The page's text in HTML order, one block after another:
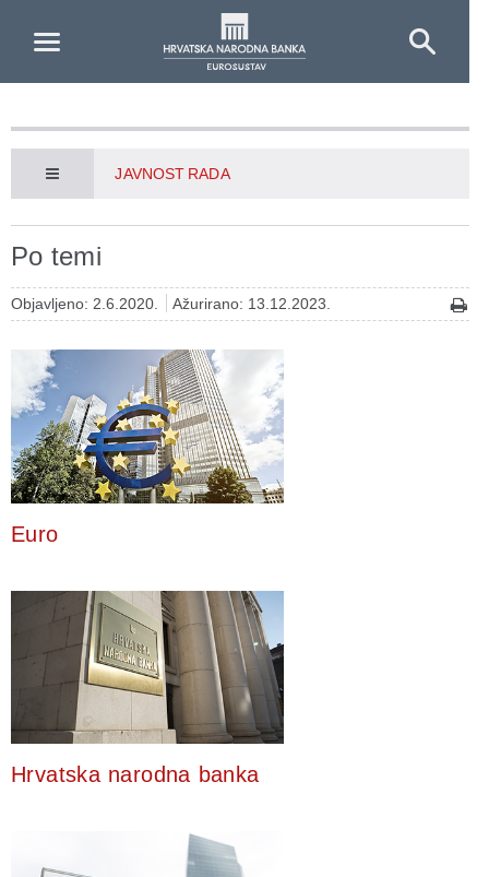
JAVNOST RADA
Po temi
Objavljeno: 2.6.2020. Ažurirano: 13.12.2023.
Euro
Hrvatska narodna banka